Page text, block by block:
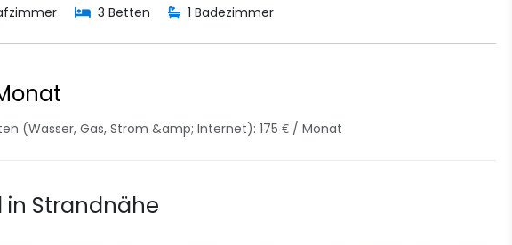
3 Betten 1 Badezimmer
(Wasser, Gas, Strom &amp; Internet): 175 € / Monat
in Strandnähe